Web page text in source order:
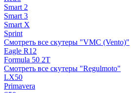
Smart 2
Smart 3
Smart X
Sprint
Смотреть все скутеры "VMC (Vento)"
Eagle R12
Formula 50 2Т
Смотреть все скутеры "Regulmoto"
LX50
Primavera